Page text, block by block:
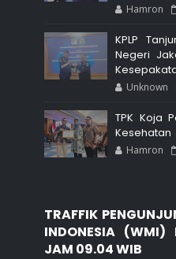
Hamron
KPLP
Negeri
Unknown
TPK Koja
Kesehatan
Hamron
TRAFFIK
INDONESIA
JAM 09.04 WIB